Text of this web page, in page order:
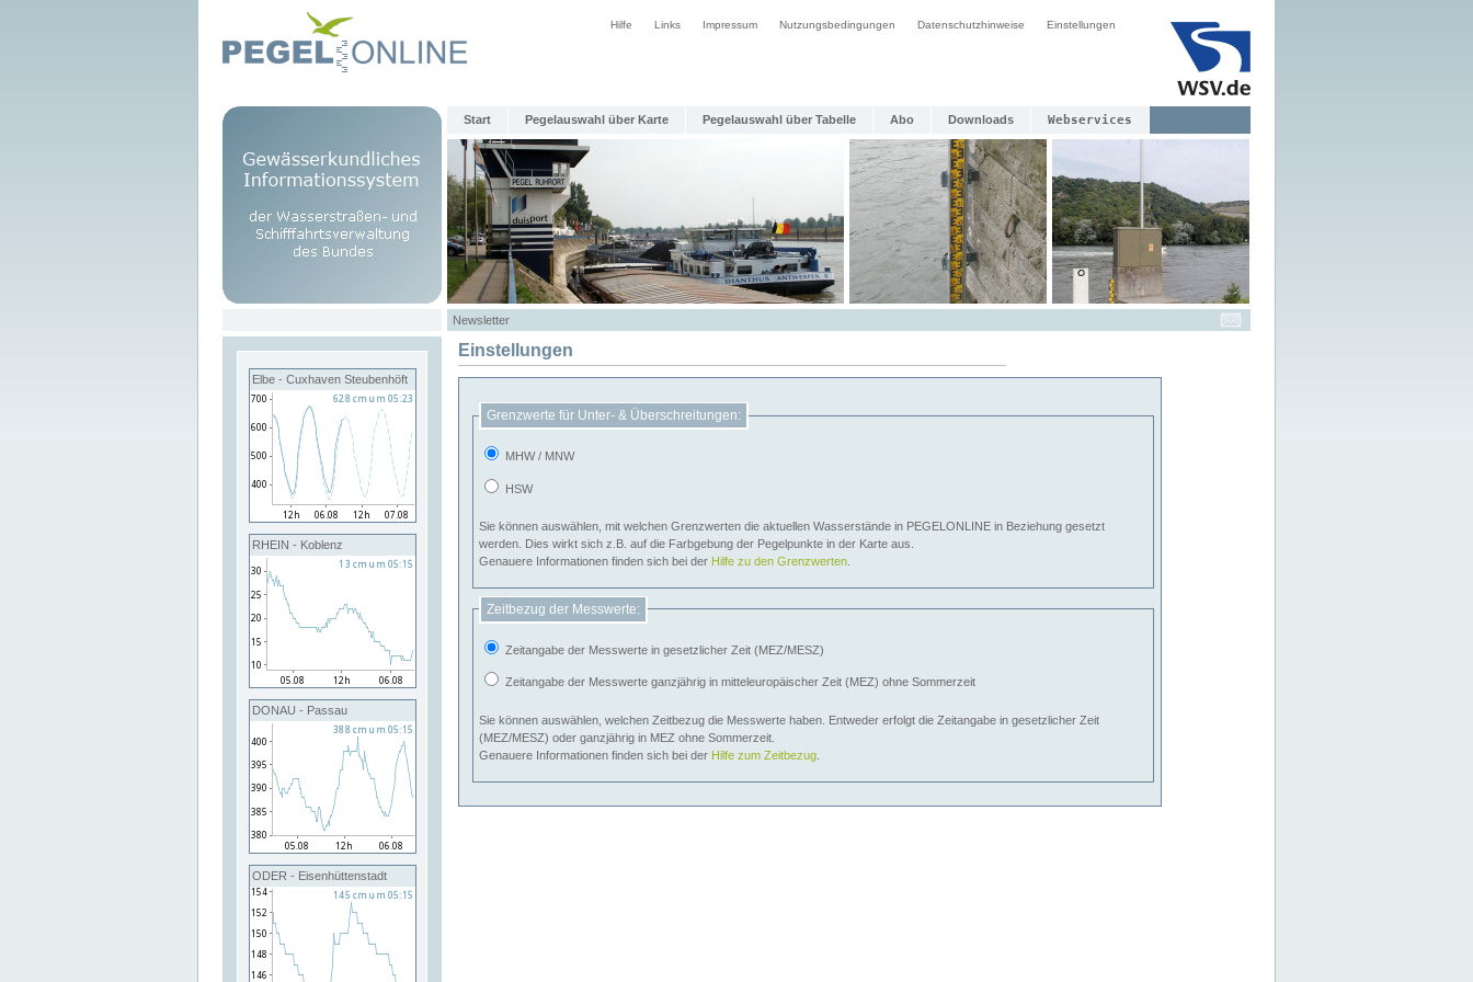
Hilfe Links Impressum Nutzungsbedingungen Datenschutzhinweise Einstellungen
Start Pegelauswahl über Karte Pegelauswahl über Tabelle Abo Downloads Webservices
Newsletter
Elbe - Cuxhaven Steubenhöft
RHEIN - Koblenz
DONAU - Passau
ODER - Eisenhüttenstadt
Einstellungen
Grenzwerte für Unter- & Überschreitungen:
MHW / MNW
HSW
Sie können auswählen, mit welchen Grenzwerten die aktuellen Wasserstände in PEGELONLINE in Beziehung gesetzt
werden. Dies wirkt sich z.B. auf die Farbgebung der Pegelpunkte in der Karte aus.
Genauere Informationen finden sich bei der Hilfe zu den Grenzwerten
Zeitbezug der Messwerte:
Zeitangabe der Messwerte in gesetzlicher Zeit (MEZ/MESZ)
Zeitangabe der Messwerte ganzjährig in mitteleuropäischer Zeit (MEZ) ohne Sommerzeit
Sie können auswählen, welchen Zeitbezug die Messwerte haben. Entweder erfolgt die Zeitangabe in gesetzlicher Zeit
(MEZ/MESZ) oder ganzjährig in MEZ ohne Sommerzeit.
Genauere Informationen finden sich bei der Hilfe zum Zeitbezug